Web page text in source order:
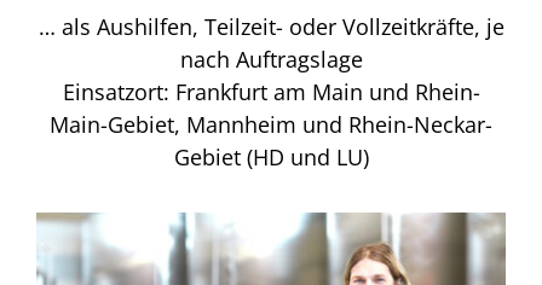
… als Aushilfen, Teilzeit- oder Vollzeitkräfte, je
nach Auftragslage
Einsatzort: Frankfurt am Main und Rhein-
Main-Gebiet, Mannheim und Rhein-Neckar-
Gebiet (HD und LU)